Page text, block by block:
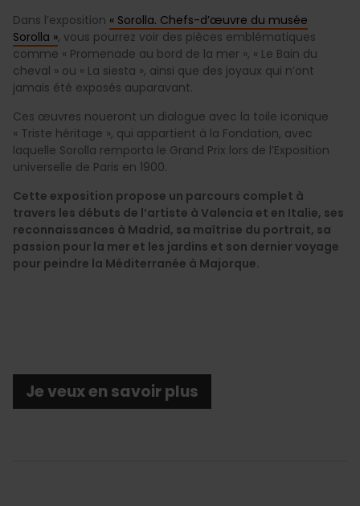
Dans l’exposition « Sorolla. Chefs-d’œuvre du musée
Sorolla », vous pourrez voir des pièces emblématiques
comme « Promenade au bord de la mer », « Le Bain du
cheval » ou « La siesta », ainsi que des joyaux qui n’ont
jamais été exposés auparavant.
Ces œuvres noueront un dialogue avec la toile iconique
« Triste héritage », qui appartient à la Fondation, avec
laquelle Sorolla remporta le Grand Prix lors de l’Exposition
universelle de Paris en 1900.
Cette exposition propose un parcours complet à
travers les débuts de l’artiste à Valencia et en Italie, ses
reconnaissances à Madrid, sa maîtrise du portrait, sa
passion pour la mer et les jardins et son dernier voyage
pour peindre la Méditerranée à Majorque.
Je veux en savoir plus